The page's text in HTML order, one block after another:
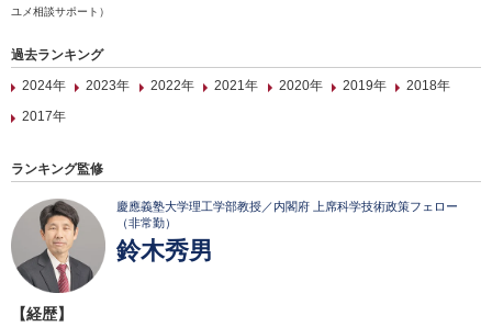
ユメ相談サポート）
過去ランキング
2024年
2023年 2022年 2021年 2020年 2019年
2018年
2017年
ランキング監修
慶應義塾大学理工学部教授／内閣府 上席科学技術政策フェロー
（非常勤）
鈴木秀男
【経歴】